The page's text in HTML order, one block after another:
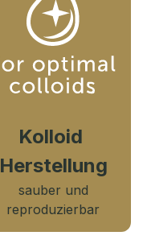
Kolloid ​
Herstellung
sauber und
reproduzierbar